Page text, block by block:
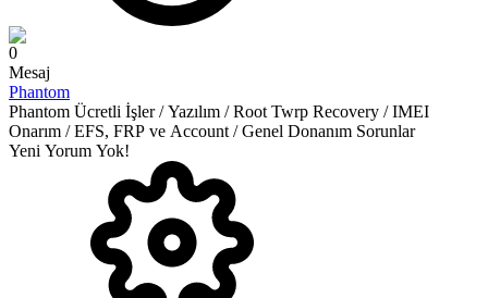
0
Mesaj
Phantom
Phantom Ücretli İşler / Yazılım / Root Twrp Recovery / IMEI
Onarım / EFS, FRP ve Account / Genel Donanım Sorunlar
Yeni Yorum Yok!